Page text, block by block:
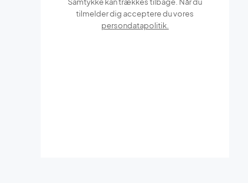
tilmelder dig acceptere du vores
persondatapolitik.